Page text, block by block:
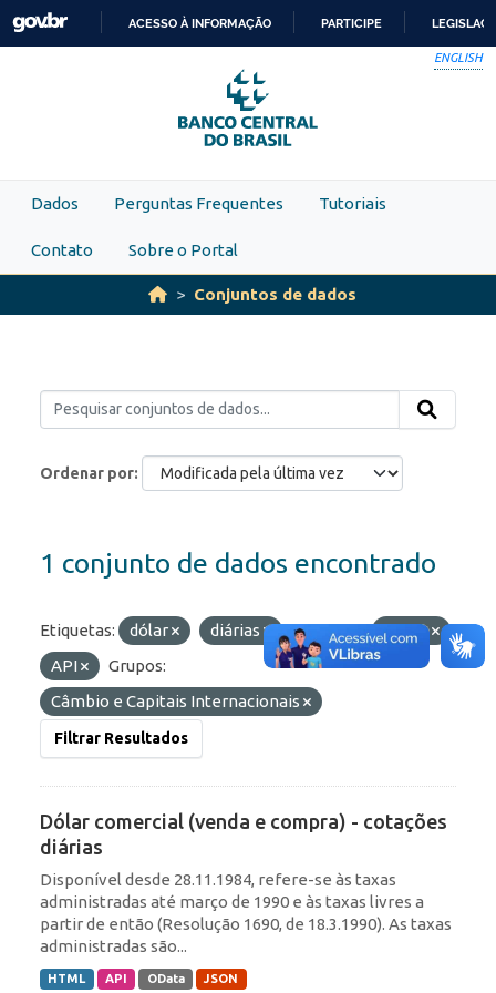
Skip to main content
PARA
O
CONTEÚDO
ACESSO À INFORMAÇÃO PARTICIPE
ENGLISH
Dados Perguntas Frequentes Tutoriais
Contato Sobre o Portal
Conjuntos de dados
Ordenar por
1 conjunto de dados encontrado
Etiquetas: dólar diárias Formatos:
HTML
API
Grupos:
Câmbio e Capitais Internacionais
Filtrar Resultados
Dólar comercial (venda e compra) - cotações
diárias
Disponível desde 28.11.1984, refere-se às taxas
administradas até março de 1990 e às taxas livres a
partir de então (Resolução 1690, de 18.3.1990). As taxas
administradas são...
HTML API OData JSON